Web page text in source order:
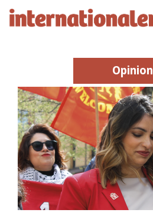
Hoppa
Opinion
Opinion